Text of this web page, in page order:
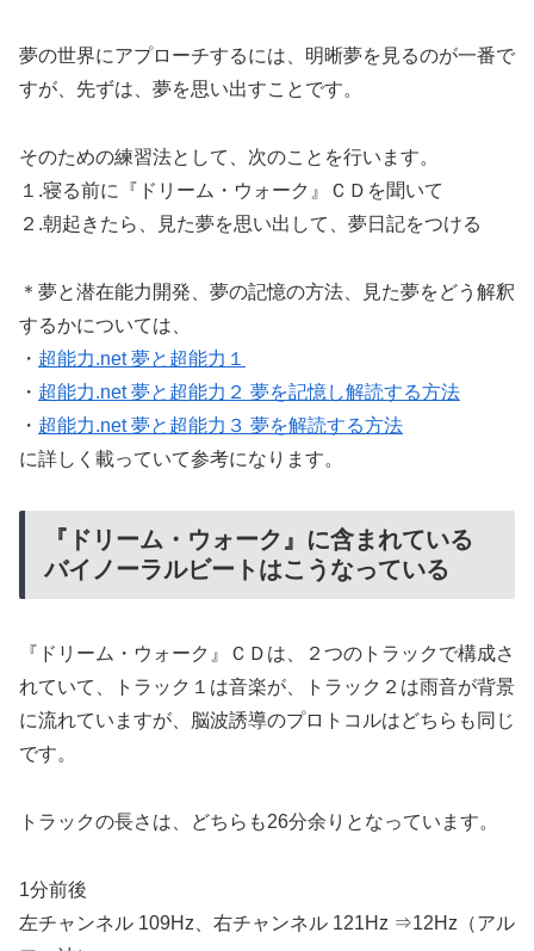
夢の世界にアプローチするには、明晰夢を見るのが一番で
すが、先ずは、夢を思い出すことです。
そのための練習法として、次のことを行います。
１.寝る前に
『ドリーム・ウォーク』ＣＤ を聞いて
２.朝起きたら、見た夢を思い出して、夢日記をつける
＊夢と潜在能力開発、夢の記憶の方法、見た夢をどう解釈
するかについては、
・ 超能力.net 夢と超能力１
・ 超能力.net 夢と超能力２ 夢を記憶し解読する方法
・ 超能力.net 夢と超能力３ 夢を解読する方法
に詳しく載っていて参考になります。
『ドリーム・ウォーク』に含まれている
バイノーラルビートはこうなっている
『ドリーム・ウォーク』ＣＤは、２つのトラックで構成さ
れていて、トラック１は音楽が、トラック２は雨音が背景
に流れていますが、脳波誘導のプロトコルはどちらも同じ
です。
トラックの長さは、どちらも26分余りとなっています。
1分前後
左チャンネル 109Hz、右チャンネル 121Hz ⇒12Hz（アル